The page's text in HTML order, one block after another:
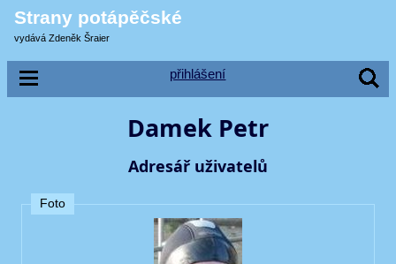
Strany potápěčské
vydává Zdeněk Šraier
přihlášení
Damek Petr
Adresář uživatelů
Foto